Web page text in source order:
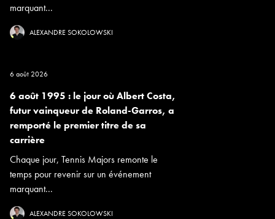
marquant...
ALEXANDRE SOKOLOWSKI
6 août 2026
6 août 1995 : le jour où Albert Costa,
futur vainqueur de Roland-Garros, a
remporté le premier titre de sa
carrière
Chaque jour, Tennis Majors remonte le
temps pour revenir sur un événement
marquant...
ALEXANDRE SOKOLOWSKI